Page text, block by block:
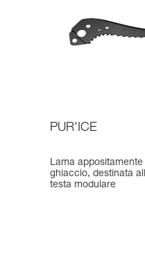
PUR'ICE
Lama
ghiaccio, destinata
testa modulare